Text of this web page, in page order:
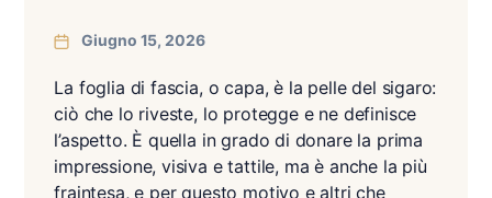
Giugno 15, 2026
La foglia di fascia, o capa, è la pelle del sigaro:
ciò che lo riveste, lo protegge e ne definisce
l’aspetto. È quella in grado di donare la prima
impressione, visiva e tattile, ma è anche la più
fraintesa, e per questo motivo e altri che